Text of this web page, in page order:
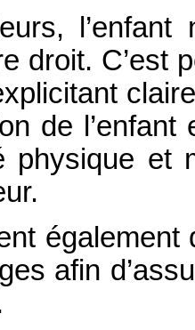
l’enfant
droit. C’est
de
physique et
afin